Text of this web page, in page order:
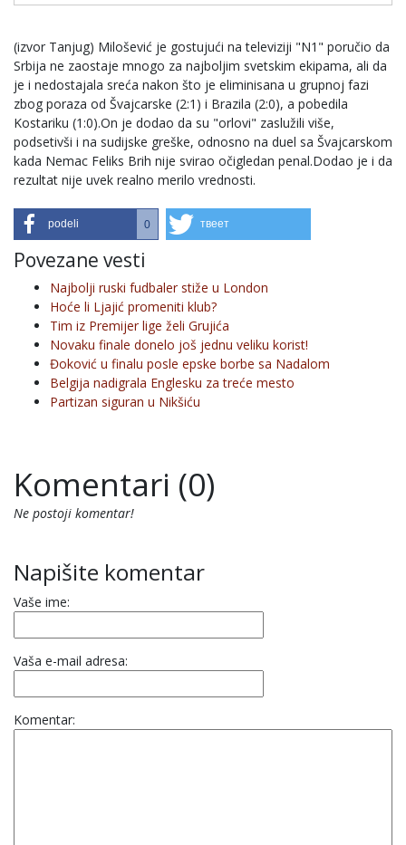
(izvor Tanjug) Milošević je gostujući na televiziji "N1" poručio da
Srbija ne zaostaje mnogo za najboljim svetskim ekipama, ali da
je i nedostajala sreća nakon što je eliminisana u grupnoj fazi
zbog poraza od Švajcarske (2:1) i Brazila (2:0), a pobedila
Kostariku (1:0).On je dodao da su "orlovi" zaslužili više,
podsetivši i na sudijske greške, odnosno na duel sa Švajcarskom
kada Nemac Feliks Brih nije svirao očigledan penal.Dodao je i da
rezultat nije uvek realno merilo vrednosti.
podeli 0 твеет
Povezane vesti
Najbolji ruski fudbaler stiže u London
Hoće li Ljajić promeniti klub?
Tim iz Premijer lige želi Grujića
Novaku finale donelo još jednu veliku korist!
Đoković u finalu posle epske borbe sa Nadalom
Belgija nadigrala Englesku za treće mesto
Partizan siguran u Nikšiću
Komentari (0)
Ne postoji komentar!
Napišite komentar
Vaše ime:
Vaša e-mail adresa:
Komentar: